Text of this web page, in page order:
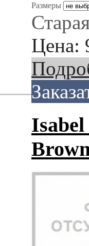
Размеры
Цена: